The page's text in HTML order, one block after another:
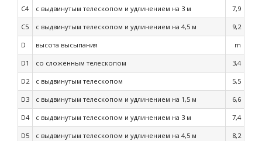
C4 с выдвинутым телескопом и удлинением на 3 м 7,9
C5 с выдвинутым телескопом и удлинением на 4,5 м 9,2
D высота высыпания m
D1 со сложенным телескопом 3,4
D2 с выдвинутым телескопом 5,5
D3 с выдвинутым телескопом и удлинением на 1,5 м 6,6
D4 с выдвинутым телескопом и удлинением на 3 м 7,4
D5 с выдвинутым телескопом и удлинением на 4,5 м 8,2